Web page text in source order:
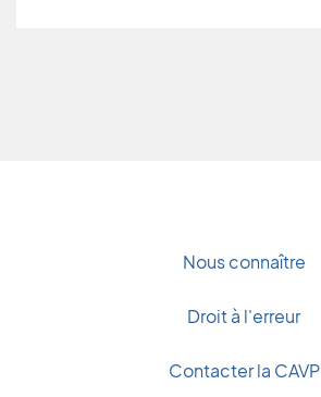
Nous connaître
Droit à l'erreur
Contacter la CAVP